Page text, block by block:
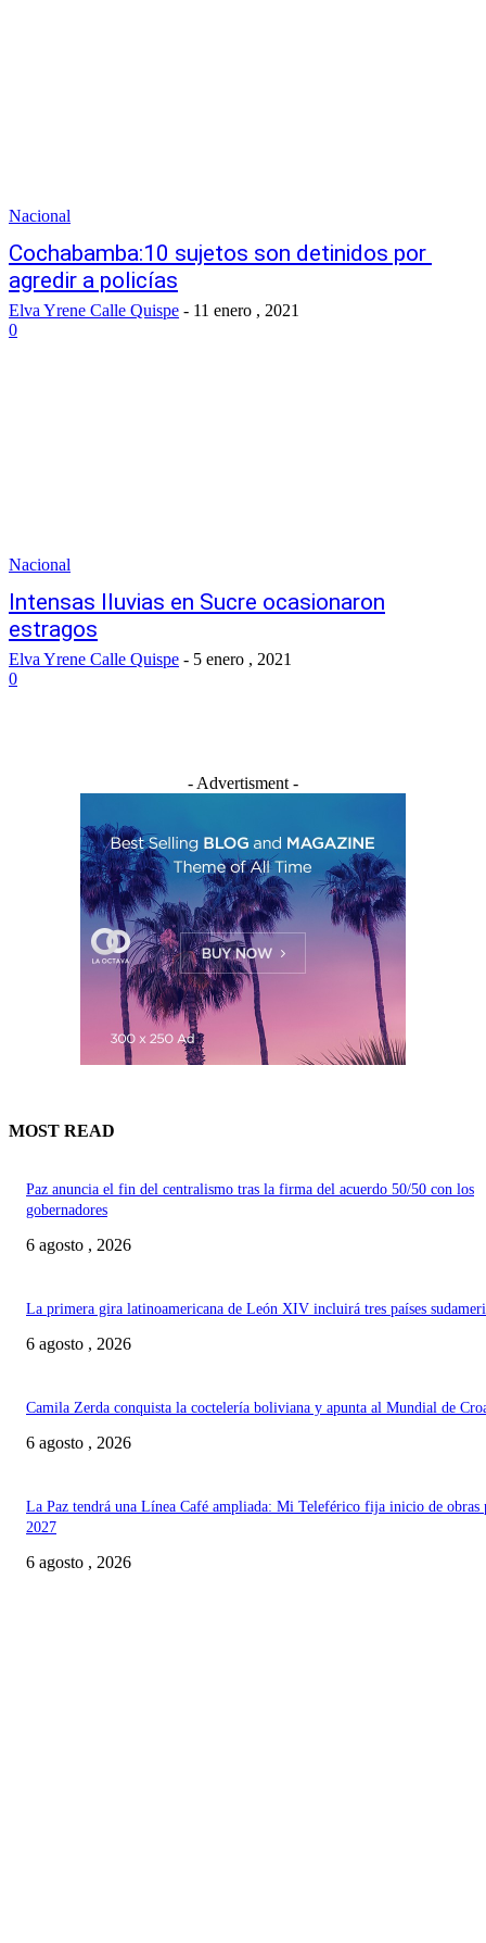
Nacional
Cochabamba:10 sujetos son detinidos por
agredir a policías
Elva Yrene Calle Quispe - 11 enero , 2021
0
Nacional
Intensas lluvias en Sucre ocasionaron
estragos
Elva Yrene Calle Quispe - 5 enero , 2021
0
- Advertisment -
MOST READ
Paz anuncia el fin del centralismo tras la firma del acuerdo 50/50 con los
gobernadores
6 agosto , 2026
La primera gira latinoamericana de León XIV incluirá tres países
6 agosto , 2026
Camila Zerda conquista la coctelería boliviana y apunta al Mundial de
6 agosto , 2026
La Paz tendrá una Línea Café ampliada: Mi Teleférico fija inicio de obras
2027
6 agosto , 2026